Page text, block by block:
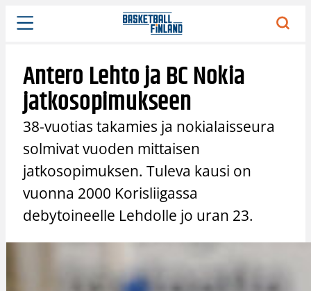
Siirry
sisältöön
Antero Lehto ja BC Nokia
jatkosopimukseen
38-vuotias takamies ja nokialaisseura
solmivat vuoden mittaisen
jatkosopimuksen. Tuleva kausi on
vuonna 2000 Korisliigassa
debytoineelle Lehdolle jo uran 23.